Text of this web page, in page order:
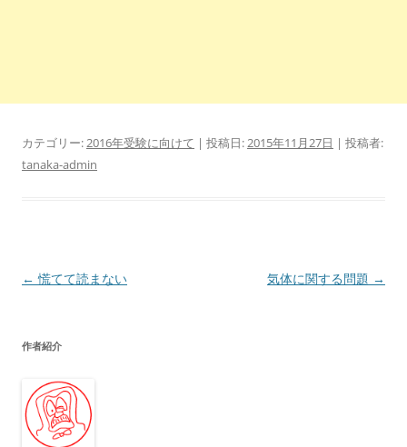
カテゴリー:2016年受験に向けて | 投稿日:2015年11月27日 | 投稿者:
tanaka-admin
投
ビ
ー
シ
← 慌てて読まない 気体に関する問題 →
作者紹介